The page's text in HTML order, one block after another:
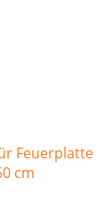
Feuerplatte
cm